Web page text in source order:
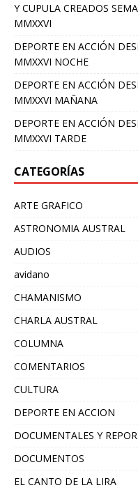
Y CUPULA CREADOS
MMXXVI
DEPORTE EN ACCIÓN
MMXXVI NOCHE
DEPORTE EN ACCIÓN
MMXXVI MAÑANA
DEPORTE EN ACCIÓN
MMXXVI TARDE
CATEGORÍAS
ARTE GRAFICO
ASTRONOMIA AUSTRAL
AUDIOS
avidano
CHAMANISMO
CHARLA AUSTRAL
COLUMNA
COMENTARIOS
CULTURA
DEPORTE EN ACCION
DOCUMENTALES Y
DOCUMENTOS
EL CANTO DE LA LIRA